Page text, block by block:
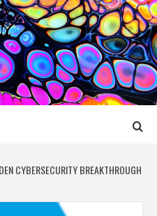
MEDIA
CYBERSECURITY BREAKTHROUGH